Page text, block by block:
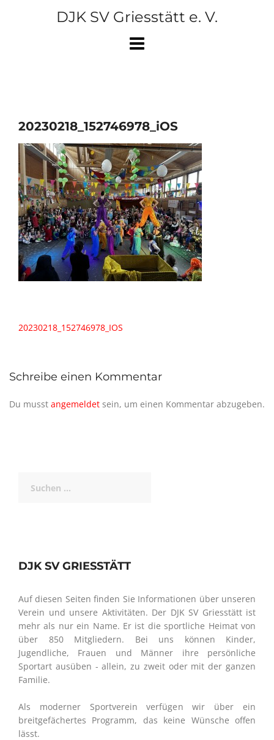
DJK SV Griesstätt e. V.
20230218_152746978_iOS
Beitragsnavigation
20230218_152746978_IOS
Schreibe einen Kommentar
Du musst angemeldet sein, um einen Kommentar abzugeben.
nach:
DJK SV GRIESSTÄTT
Auf diesen Seiten finden Sie Informationen über unseren
Verein und unsere Aktivitäten. Der DJK SV Griesstätt ist
mehr als nur ein Name. Er ist die sportliche Heimat von
über 850 Mitgliedern. Bei uns können Kinder,
Jugendliche, Frauen und Männer ihre persönliche
Sportart ausüben - allein, zu zweit oder mit der ganzen
Familie.
Als moderner Sportverein verfügen wir über ein
breitgefächertes Programm, das keine Wünsche offen
lässt.